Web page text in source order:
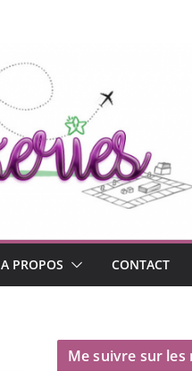
A PROPOS CONTACT
Me suivre sur les